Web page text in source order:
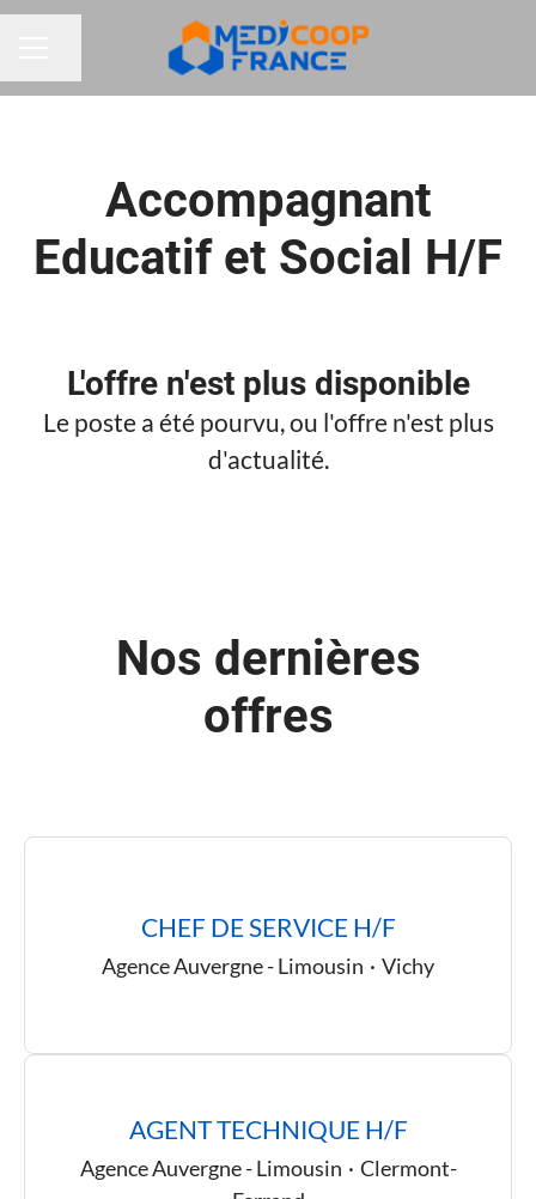
Partager la page
Accompagnant
Educatif et Social H/F
L'offre n'est plus disponible
Le poste a été pourvu, ou l'offre n'est plus
d'actualité.
Nos dernières
offres
CHEF DE SERVICE H/F
Agence Auvergne - Limousin · Vichy
AGENT TECHNIQUE H/F
Agence Auvergne - Limousin · Clermont-